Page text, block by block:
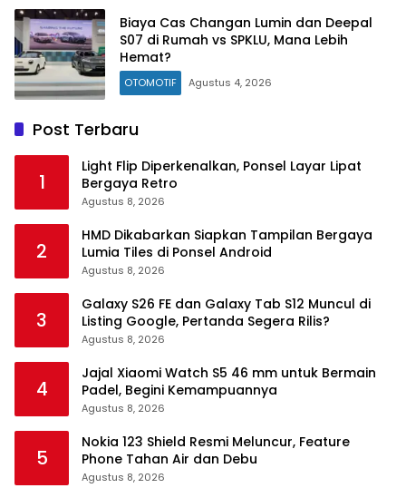
Biaya Cas Changan Lumin dan Deepal
S07 di Rumah vs SPKLU, Mana Lebih
Hemat?
OTOMOTIF Agustus 4, 2026
Post Terbaru
1
Light Flip Diperkenalkan, Ponsel Layar Lipat
Bergaya Retro
Agustus 8, 2026
2
HMD Dikabarkan Siapkan Tampilan Bergaya
Lumia Tiles di Ponsel Android
Agustus 8, 2026
3
Galaxy S26 FE dan Galaxy Tab S12 Muncul di
Listing Google, Pertanda Segera Rilis?
Agustus 8, 2026
4
Jajal Xiaomi Watch S5 46 mm untuk Bermain
Padel, Begini Kemampuannya
Agustus 8, 2026
5
Nokia 123 Shield Resmi Meluncur, Feature
Phone Tahan Air dan Debu
Agustus 8, 2026